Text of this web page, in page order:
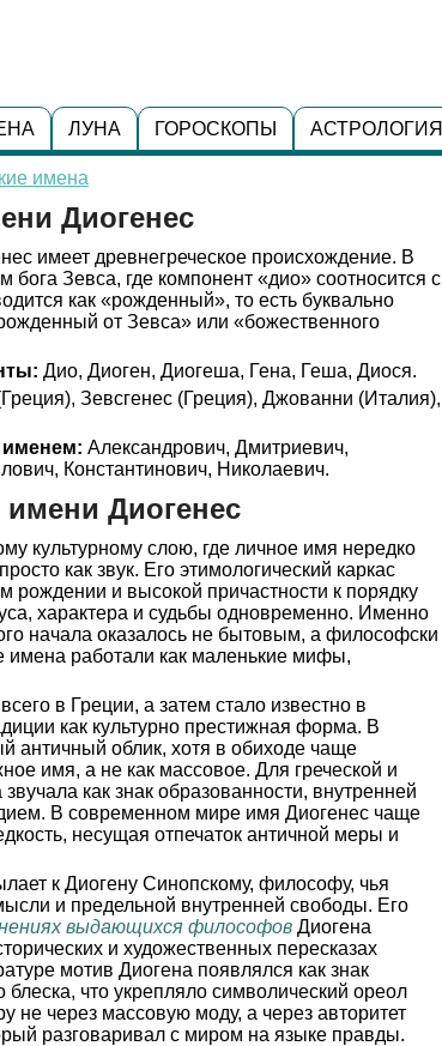
ЛУНА ГОРОСКОПЫ АСТРОЛОГИЯ
имена
Диогенес
имеет древнегреческое происхождение. В
бога Зевса, где компонент «дио» соотносится с
как «рожденный», то есть буквально
от Зевса» или «божественного
Дио, Диоген, Диогеша, Гена, Геша, Диося.
Зевсгенес (Греция), Джованни (Италия),
именем: Александрович, Дмитриевич,
Константинович, Николаевич.
Диогенес
культурному слою, где личное имя нередко
как звук. Его этимологический каркас
рождении и высокой причастности к порядку
характера и судьбы одновременно. Именно
начала оказалось не бытовым, а философски
работали как маленькие мифы,
в Греции, а затем стало известно в
как культурно престижная форма. В
античный облик, хотя в обиходе чаще
имя, а не как массовое. Для греческой и
как знак образованности, внутренней
В современном мире имя Диогенес чаще
несущая отпечаток античной меры и
к Диогену Синопскому, философу, чья
и предельной внутренней свободы. Его
выдающихся философов Диогена
и художественных пересказах
мотив Диогена появлялся как знак
блеска, что укрепляло символический ореол
не через массовую моду, а через авторитет
разговаривал с миром на языке правды.